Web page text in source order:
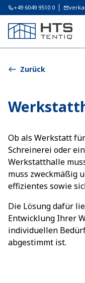
+49 6049 9510 0
Zurück
Ob als Werkstatt
Schreinerei oder
Werkstatthalle
muss zweckmäßig
effizientes sowie
Die Lösung dafür
Entwicklung Ihrer
individuellen
abgestimmt ist.